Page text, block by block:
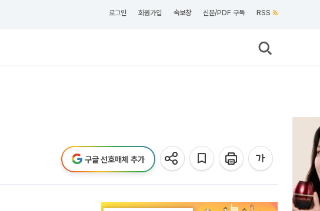
로그인 회원가입 속보창 신문/PDF 구독 RSS
구글 선호매체 추가